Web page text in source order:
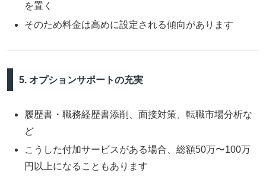
を置く
そのため料金は高めに設定される傾向があります
5. オプションサポートの充実
履歴書・職務経歴書添削、面接対策、転職市場分析な
ど
こうした付加サービスがある場合、総額50万〜100万
円以上になることもあります